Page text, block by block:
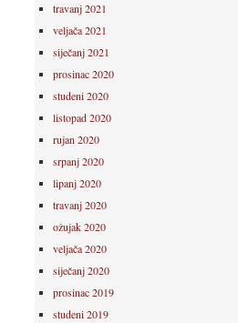
travanj 2021
veljača 2021
siječanj 2021
prosinac 2020
studeni 2020
listopad 2020
rujan 2020
srpanj 2020
lipanj 2020
travanj 2020
ožujak 2020
veljača 2020
siječanj 2020
prosinac 2019
studeni 2019